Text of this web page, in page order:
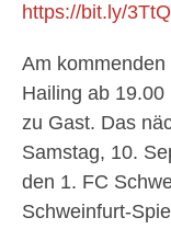
https://bit.ly/
Am
Hailing ab
zu Gast. Das
Samstag, 10.
den 1. FC
Schweinfurt-